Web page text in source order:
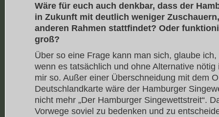
Wäre für euch auch denkbar, dass der
in Zukunft mit deutlich weniger
anderen Rahmen stattfindet? Oder
groß?
Über so eine Frage kann man sich, glaube
wenn es tatsächlich und ohne Alternative
mir so. Außer einer Überschneidung mit dem
Deutschlandkarte wäre der Hamburger
nicht mehr „Der Hamburger Singewettstreit“.
Vorwege soviel zu bedenken und zu